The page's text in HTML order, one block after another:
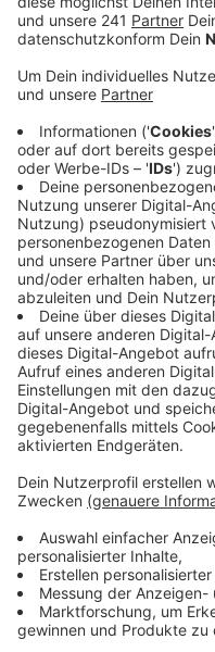
einen sogenannten
realisieren.
Veröffentlicht:Dienstag,
Anzeige
Es sei sinnvoll, die
Beethovenhalle
einzelne Projekte zu
vor, dass das Projekt
abgespeckt werden
sondern abgerissen
Beethovenhalle ein
moderner Opern- und
nun keine
Bürgern für Beethoven.
FDP und der Bürger
Stadt kritisiert, ein
beauftragen, das die
lösen soll.
Anzeige